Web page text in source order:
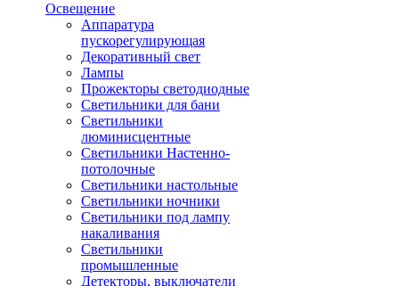
Освещение
Аппаратура
пускорегулирующая
Декоративный свет
Лампы
Прожекторы светодиодные
Светильники для бани
Светильники
люминисцентные
Светильники Настенно-
потолочные
Светильники настольные
Светильники ночники
Светильники под лампу
накаливания
Светильники
промышленные
Детекторы, выключатели